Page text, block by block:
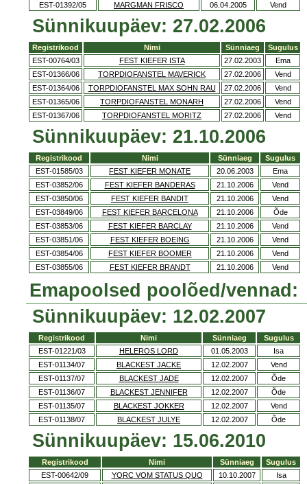
EST-01392/05
MARGMAN FRISCO 06.04.2005 Vend
Sünnikuupäev: 27.02.2006
Registrikood Nimi Sünniaeg
Sugulus
EST-00764/03
FEST KIEFER ISTA 27.02.2003
Ema
EST-01366/06
TORPDIOFANSTEL MAVERICK 27.02.2006
Vend
EST-01364/06
TORPDIOFANSTEL MAX SOHN RAU 27.02.2006
Vend
EST-01365/06
TORPDIOFANSTEL MONARH 27.02.2006
Vend
EST-01367/06
TORPDIOFANSTEL MORITZ 27.02.2006 Vend
Sünnikuupäev: 21.10.2006
Registrikood Nimi Sünniaeg
Sugulus
EST-01585/03
FEST KIEFER MONATE 20.06.2003
Ema
EST-03852/06
FEST KIEFER BANDERAS 21.10.2006
Vend
EST-03850/06
FEST KIEFER BANDIT 21.10.2006
Vend
EST-03849/06
FEST KIEFER BARCELONA 21.10.2006
Õde
EST-03853/06
FEST KIEFER BARCLAY 21.10.2006
Vend
EST-03851/06
FEST KIEFER BOEING 21.10.2006
Vend
EST-03854/06
FEST KIEFER BOOMER 21.10.2006
Vend
EST-03855/06
FEST KIEFER BRANDT 21.10.2006 Vend
Emapoolsed poolõed/vennad:
Sünnikuupäev: 12.02.2007
Registrikood Nimi Sünniaeg
Sugulus
EST-01221/03
HELEROS LORD 01.05.2003
Isa
EST-01134/07
BLACKEST JACKE 12.02.2007
Vend
EST-01137/07
BLACKEST JADE 12.02.2007
Õde
EST-01136/07
BLACKEST JENNIFER 12.02.2007
Õde
EST-01135/07
BLACKEST JOKKER 12.02.2007
Vend
EST-01138/07
BLACKEST JULYE 12.02.2007 Õde
Sünnikuupäev: 15.06.2010
Registrikood Nimi Sünniaeg
Sugulus
EST-00642/09
YORC VOM STATUS QUO 10.10.2007
Isa